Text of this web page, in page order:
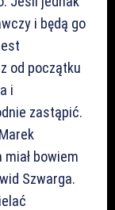
i będą go
od początku
i
zastąpić.
bowiem
Szwarga.